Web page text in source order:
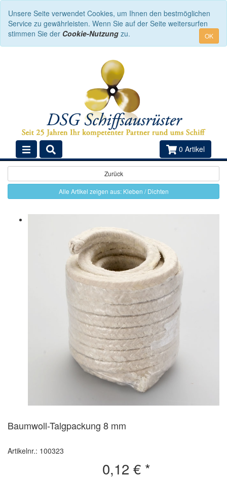
Unsere Seite verwendet Cookies, um Ihnen den bestmöglichen
Service zu gewährleisten. Wenn Sie auf der Seite weitersurfen
stimmen Sie der Cookie-Nutzung zu. OK
0 Artikel
Zurück
Alle Artikel zeigen aus: Kleben / Dichten
Baumwoll-Talgpackung 8 mm
Artikelnr.: 100323
0,12 €*